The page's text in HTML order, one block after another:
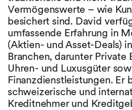
Vermögenswerte – wie
besichert sind. David
umfassende Erfahrung in
(Aktien- und Asset-Deals)
Branchen, darunter Private
Uhren- und Luxusgüter
Finanzdienstleistungen. Er
schweizerische und
Kreditnehmer und